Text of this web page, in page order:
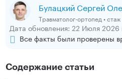
Булацкий Сергей
Травматолог-ортопед •
Дата обновления: 22 Июля 2026
Все факты были проверены
Содержание статьи